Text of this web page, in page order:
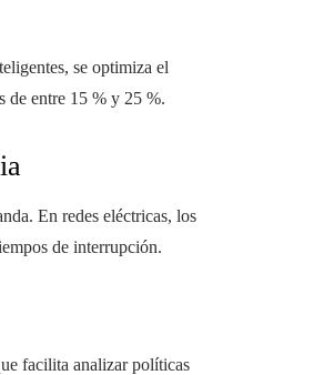
se optimiza el
de entre 15 % y 25 %.
En redes eléctricas, los
de interrupción.
facilita analizar políticas